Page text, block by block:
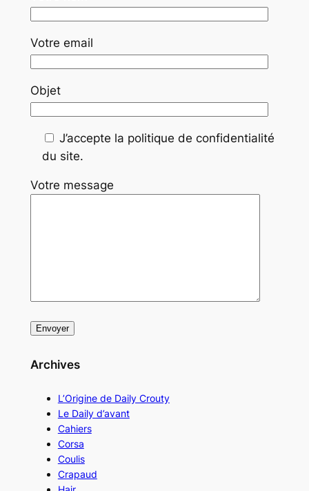
Votre email
Objet
J’accepte la politique de confidentialité
du site.
Votre message
Archives
L’Origine de Daily Crouty
Le Daily d’avant
Cahiers
Corsa
Coulis
Crapaud